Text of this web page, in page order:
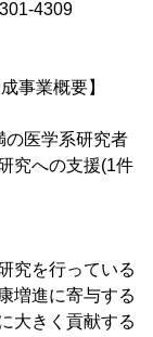
4309
事業概要】
の医学系研究者
究への支援(1件
究を行っている
増進に寄与する
大きく貢献する